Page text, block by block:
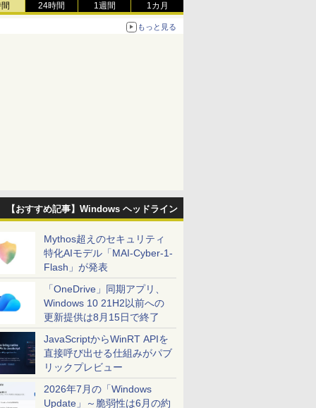
24時間 1週間 1カ月
もっと見る
【おすすめ記事】Windows ヘッドライン
Mythos超えのセキュリティ
特化AIモデル「MAI-Cyber-1-
Flash」が発表
「OneDrive」同期アプリ、
Windows 10 21H2以前への
更新提供は8月15日で終了
JavaScriptからWinRT APIを
直接呼び出せる仕組みがパブ
リックプレビュー
2026年7月の「Windows
Update」～脆弱性は6月の約